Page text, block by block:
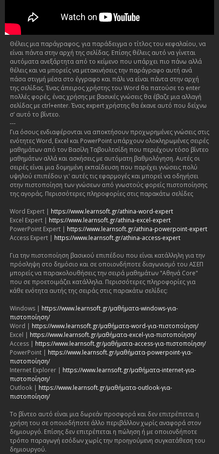
Θέλεις μια παράγραφος, για παράδειγμα ο τίτλος του κεφαλαίου, να
είναι πάντα στην αρχή της σελίδας. Επίσης θέλεις αυτό να γίνεται
αυτόματα ανεξάρτητα από το κείμενο που υπάρχει πιο πάνω αλλά
θέλεις και να μπορείς να μετακινήσεις την παράγραφο αυτή ανά
πάσα στιγμή μέσα στο έγγραφο και πάλι να είναι πάντα στην αρχή
της σελίδας. Ένας άπειρος χρήστης του Word θα πατούσε το enter
πολλές φορές, ένας χρήσης με βασικές γνώσεις θα έβαζε μια αλλαγή
σελίδας με ctrl+enter. Ένας expert χρήστης θα έκανε αυτό που δείχνω
σ’ αυτό το βίντεο.
---
Για όσους ενδιαφέρονται να αποκτήσουν προχωρημένες γνώσεις στις
ενότητες Word, Excel και PowerPoint υπάρχουν ολοκληρωμένες σειρές
μαθημάτων από τον Βασίλη Ταβουλτσίδη που περιέχουν τόσο βίντεο
μαθημάτων αλλά και ασκήσεις με αυτόματη βαθμολόγηση. Αυτές οι
σειρές είναι μια δομημένη εκπαίδευση που παρέχει γνώσεις πολύ
υψηλού επιπέδου γι' αυτές τις εφαρμογές και μπορεί να οδηγήσει
στην πιστοποίηση των γνώσεων από γνωστούς φορείς πιστοποίησης
της αγοράς. Περισσότερες πληροφορίες στις παρακάτω σελίδες
Word Expert | https://www.learnsoft.gr/athina-word-expert
Excel Expert | https://www.learnsoft.gr/athina-excel-expert
PowerPoint Expert | https://www.learnsoft.gr/athina-powerpoint-expert
Access Expert | https://www.learnsoft.gr/athina-access-expert
Για την πιστοποίηση βασικού επιπέδου που είναι κατάλληλη για την
πρόσληψη στο δημόσιο και σε οποιονδήποτε διαγωνισμό του ΑΣΕΠ
μπορείς να παρακολουθήσεις την σειρά μαθημάτων "Αθηνά Core"
που σε προετοιμάζει κατάλληλα. Περισσότερες πληροφορίες για
κάθε ενότητα αυτής της σειράς στις παρακάτω σελίδες:
Windows | https://www.learnsoft.gr/μαθήματα-windows-για-
πιστοποίηση/
Word | https://www.learnsoft.gr/μαθήματα-word-για-πιστοποίηση/
Excel | https://www.learnsoft.gr/μαθήματα-excel-για-πιστοποίηση/
Access | https://www.learnsoft.gr/μαθήματα-access-για-πιστοποίηση/
PowerPoint | https://www.learnsoft.gr/μαθήματα-powerpoint-για-
πιστοποίηση/
Internet Explorer | https://www.learnsoft.gr/μαθήματα-internet-για-
πιστοποίηση/
Outlook | https://www.learnsoft.gr/μαθήματα-outlook-για-
πιστοποίηση/
Το βίντεο αυτό είναι μια δωρεάν προσφορά και δεν επιτρέπεται η
χρήση του σε οποιοδήποτε άλλο περιβάλλον χωρίς αναφορά στον
δημιουργό. Επίσης δεν επιτρέπεται η πώληση ή με οποιονδήποτε
τρόπο παραγωγή εσόδων χωρίς την προηγούμενη συγκατάθεση του
δημιουργού.